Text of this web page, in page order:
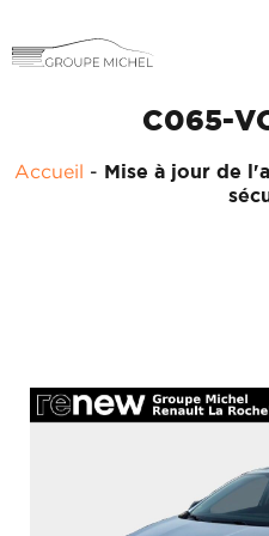
RENAULT
SERVICES
C065-
Accueil - Mise à jour de